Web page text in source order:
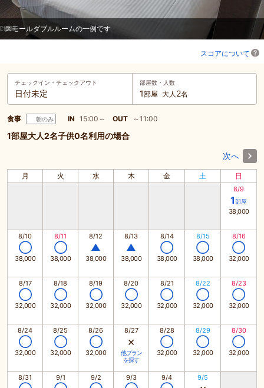
スモールダブルルームの一例です
スコアについて
チェックイン・ チェックアウト
日付未定
部屋数・人数
1部屋 大人 2名
食事 朝のみ IN 15:00～ OUT ～11:00
1部屋大人2名子供0名利用の場合
次へ
月 火 水 木 金 土 日
8/9
1部屋
38,000
8/10
◯
38,000
8/11
◯
38,000
8/12
▲
38,000
8/13
▲
38,000
8/14
◯
38,000
8/15
◯
38,000
8/16
◯
32,000
8/17
◯
32,000
8/18
◯
32,000
8/19
◯
32,000
8/20
◯
32,000
8/21
◯
32,000
8/22
◯
32,000
8/23
◯
32,000
8/24
◯
32,000
8/25
◯
32,000
8/26
◯
32,000
8/27
×
他プラン
を探す
8/28
◯
32,000
8/29
◯
32,000
8/30
◯
32,000
8/31 9/1 9/2 9/3 9/4 9/5